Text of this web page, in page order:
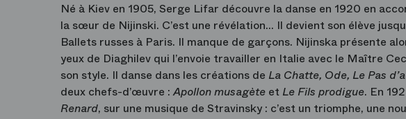
Né à Kiev en 1905, Serge Lifar découvre la danse en 1920 en
la sœur de Nijinski. C’est une révélation… Il devient son élève
Ballets russes à Paris. Il manque de garçons. Nijinska présente
yeux de Diaghilev qui l’envoie travailler en Italie avec le Maître
son style. Il danse dans les créations de La Chatte, Ode, Le Pas
deux chefs-d’œuvre :Apollon musagète et Le Fils prodigue. En
Renard, sur une musique de Stravinsky : c’est un triomphe, une